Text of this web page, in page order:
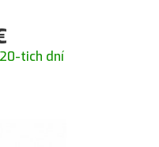
tich dní